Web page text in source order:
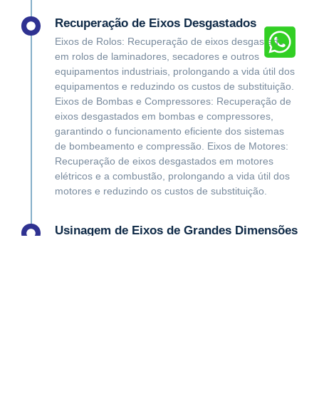
Recuperação de Eixos Desgastados
Eixos de Rolos: Recuperação de eixos desgastados
em rolos de laminadores, secadores e outros
equipamentos industriais, prolongando a vida útil dos
equipamentos e reduzindo os custos de substituição.
Eixos de Bombas e Compressores: Recuperação de
eixos desgastados em bombas e compressores,
garantindo o funcionamento eficiente dos sistemas
de bombeamento e compressão. Eixos de Motores:
Recuperação de eixos desgastados em motores
elétricos e a combustão, prolongando a vida útil dos
motores e reduzindo os custos de substituição.
Usinagem de Eixos de Grandes Dimensões